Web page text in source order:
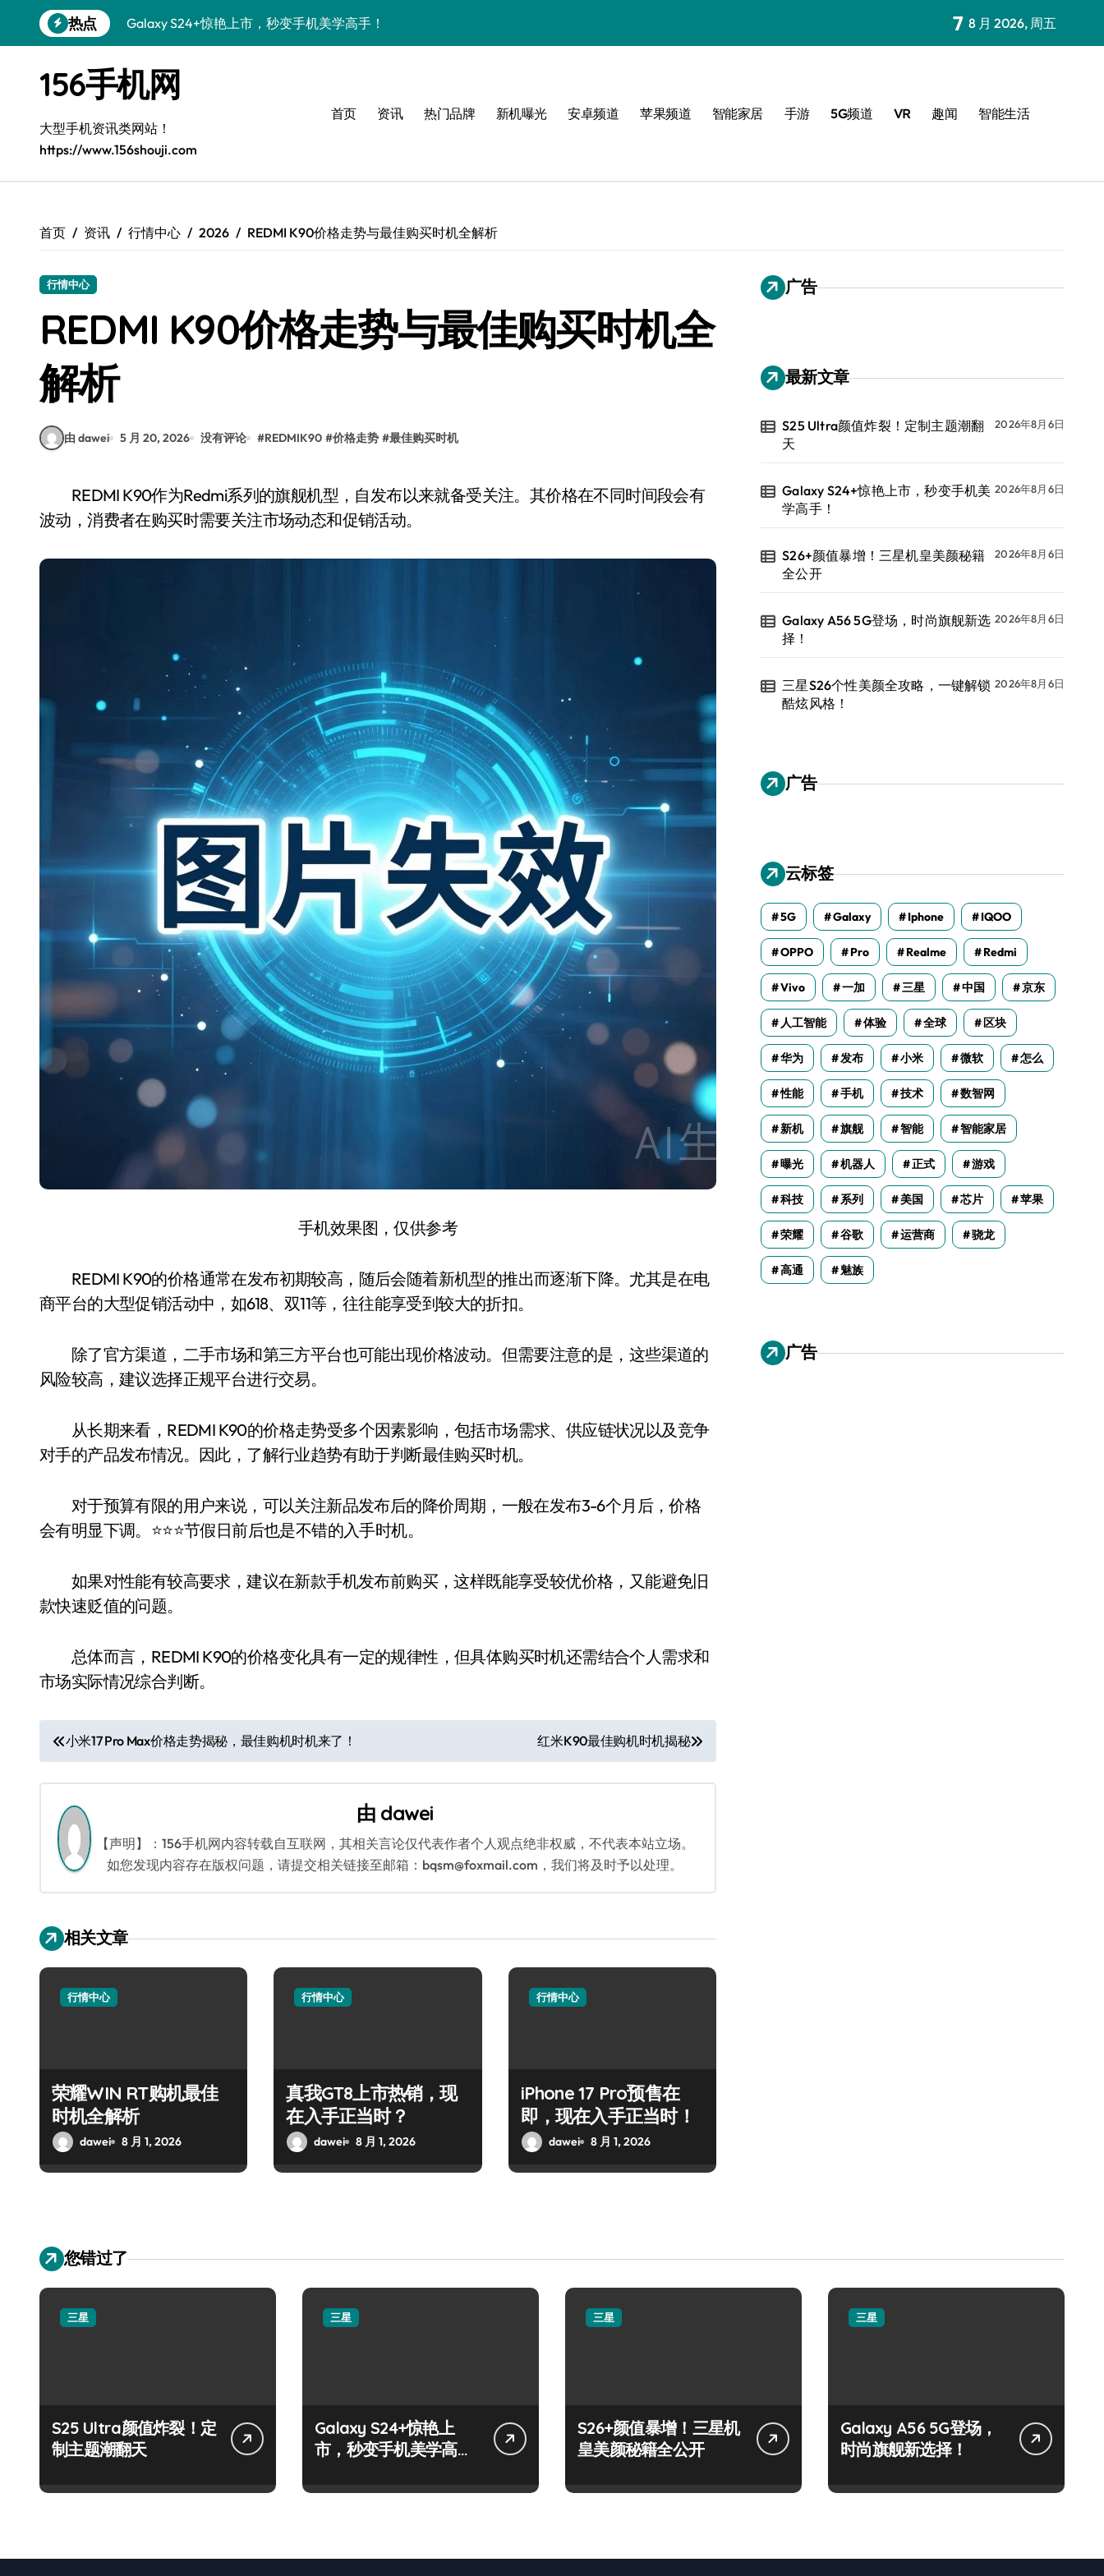
到
热点
S26+颜值暴增！三星机皇美颜秘籍全公开
三星S26个性美颜全攻略，一键解锁酷炫风格！
S25美化秘籍：个性潮玩，炫酷加倍！
Galaxy C55 5G焕新秘籍：潮流定制，玩转无限可能
Galaxy C55 5G登场，美学新标杆！
Galaxy S25+闪亮登场，这样打扮更吸睛！
7 8 月 2026, 周五
156手机网
大型手机资讯类网站！
https://www.156shouji.com
首页 资讯 热门品牌 新机曝光 安卓频道 苹果频道 智能家居 手游 5G频道 VR 趣闻 智能生活
首页 资讯 行情中心 2026 REDMI K90价格走势与最佳购买时机全解析
行情中心
REDMI K90价格走势与最佳购买时机全
解析
由 dawei 5 月 20, 2026 没有评论 #REDMIK90 #价格走势 #最佳购买时机
REDMI K90作为Redmi系列的旗舰机型，自发布以来就备受关注。其价格在不同时间段会有
波动，消费者在购买时需要关注市场动态和促销活动。
手机效果图，仅供参考
REDMI K90的价格通常在发布初期较高，随后会随着新机型的推出而逐渐下降。尤其是在电
商平台的大型促销活动中，如618、双11等，往往能享受到较大的折扣。
除了官方渠道，二手市场和第三方平台也可能出现价格波动。但需要注意的是，这些渠道的
风险较高，建议选择正规平台进行交易。
从长期来看，REDMI K90的价格走势受多个因素影响，包括市场需求、供应链状况以及竞争
对手的产品发布情况。因此，了解行业趋势有助于判断最佳购买时机。
对于预算有限的用户来说，可以关注新品发布后的降价周期，一般在发布3-6个月后，价格
会有明显下调。⭐️⭐️⭐️节假日前后也是不错的入手时机。
如果对性能有较高要求，建议在新款手机发布前购买，这样既能享受较优价格，又能避免旧
款快速贬值的问题。
总体而言，REDMI K90的价格变化具有一定的规律性，但具体购买时机还需结合个人需求和
市场实际情况综合判断。
文
章
导
航
小米17 Pro Max价格走势揭秘，最佳购机时机来了！ 红米K90最佳购机时机揭秘
由 dawei
【声明】：156手机网内容转载自互联网，其相关言论仅代表作者个人观点绝非权威，不代表本站立场。
如您发现内容存在版权问题，请提交相关链接至邮箱：bqsm@foxmail.com，我们将及时予以处理。
相关文章
行情中心
荣耀WIN RT购机最佳
时机全解析
dawei 8 月 1, 2026
行情中心
真我GT8上市热销，现
在入手正当时？
dawei 8 月 1, 2026
行情中心
iPhone 17 Pro预售在
即，现在入手正当时！
dawei 8 月 1, 2026
广告
最新文章
S25 Ultra颜值炸裂！定制主题潮翻
天
2026年8月6日
Galaxy S24+惊艳上市，秒变手机美
学高手！
2026年8月6日
S26+颜值暴增！三星机皇美颜秘籍
全公开
2026年8月6日
Galaxy A56 5G登场，时尚旗舰新选
择！
2026年8月6日
三星S26个性美颜全攻略，一键解锁
酷炫风格！
2026年8月6日
广告
云标签
5G Galaxy Iphone IQOO
OPPO Pro Realme Redmi
Vivo 一加 三星 中国 京东
人工智能 体验 全球 区块
华为 发布 小米 微软 怎么
性能 手机 技术 数智网
新机 旗舰 智能 智能家居
曝光 机器人 正式 游戏
科技 系列 美国 芯片 苹果
荣耀 谷歌 运营商 骁龙
高通 魅族
广告
您错过了
三星
S25 Ultra颜值炸裂！定
制主题潮翻天
三星
Galaxy S24+惊艳上
市，秒变手机美学高
三星
S26+颜值暴增！三星机
皇美颜秘籍全公开
三星
Galaxy A56 5G登场，
时尚旗舰新选择！